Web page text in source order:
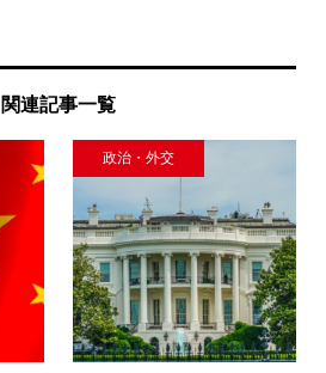
関連記事一覧
政治・外交